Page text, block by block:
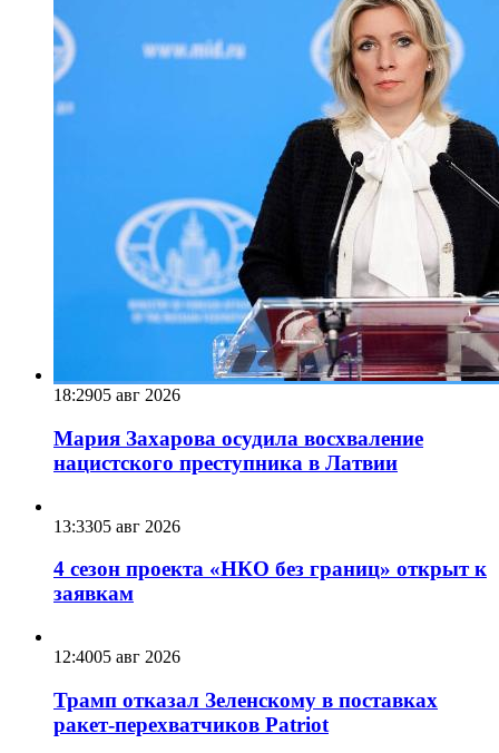
18:2905 авг 2026
Мария Захарова осудила восхваление
нацистского преступника в Латвии
13:3305 авг 2026
4 сезон проекта «НКО без границ» открыт к
заявкам
12:4005 авг 2026
Трамп отказал Зеленскому в поставках
ракет-перехватчиков Patriot